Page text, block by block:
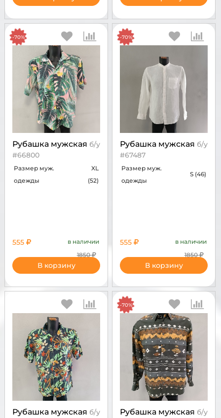
Рубашка мужская б/у
#66800
Размер муж.
одежды
XL
(52)
-70%
555
в наличии
1850
В корзину
Рубашка мужская б/у
#67487
Размер муж.
одежды
S (46)
-70%
555
в наличии
1850
В корзину
Рубашка мужская б/у
Рубашка мужская б/у
-70%